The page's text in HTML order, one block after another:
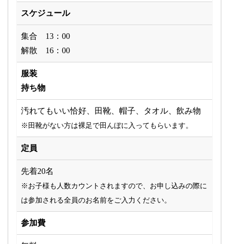
スケジュール
集合 13：00
解散 16：00
服装
持ち物
汚れてもいい恰好、田靴、帽子、タオル、飲み物
※田靴がない方は裸足で田んぼに入ってもらいます。
定員
先着20名
※お子様も人数カウントされますので、お申し込みの際に
は参加される全員のお名前をご入力ください。
参加費